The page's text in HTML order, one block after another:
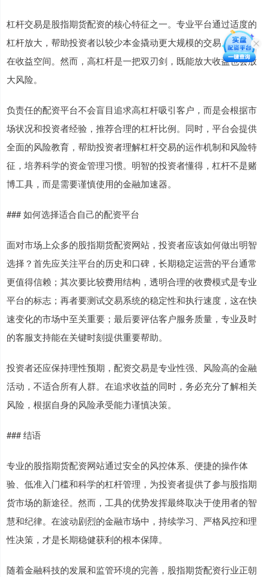
杠杆交易是股指期货配资的核心特征之一。专业平台通过适度的
杠杆放大，帮助投资者以较少本金撬动更大规模的交易，提升潜
在收益空间。然而，高杠杆是一把双刃剑，既能放大收益也会放
大风险。
负责任的配资平台不会盲目追求高杠杆吸引客户，而是会根据市
场状况和投资者经验，推荐合理的杠杆比例。同时，平台会提供
全面的风险教育，帮助投资者理解杠杆交易的运作机制和风险特
征，培养科学的资金管理习惯。明智的投资者懂得，杠杆不是赌
博工具，而是需要谨慎使用的金融加速器。
### 如何选择适合自己的配资平台
面对市场上众多的股指期货配资网站，投资者应该如何做出明智
选择？首先应关注平台的历史和口碑，长期稳定运营的平台通常
更值得信赖；其次要比较费用结构，透明合理的收费模式是专业
平台的标志；再者要测试交易系统的稳定性和执行速度，这在快
速变化的市场中至关重要；最后要评估客户服务质量，专业及时
的客服支持能在关键时刻提供重要帮助。
投资者还应保持理性预期，配资交易是专业性强、风险高的金融
活动，不适合所有人群。在追求收益的同时，务必充分了解相关
风险，根据自身的风险承受能力谨慎决策。
### 结语
专业的股指期货配资网站通过安全的风控体系、便捷的操作体
验、低准入门槛和科学的杠杆管理，为投资者提供了参与股指期
货市场的新途径。然而，工具的优势发挥最终取决于使用者的智
慧和纪律。在波动剧烈的金融市场中，持续学习、严格风控和理
性决策，才是长期稳健获利的根本保障。
随着金融科技的发展和监管环境的完善，股指期货配资行业正朝